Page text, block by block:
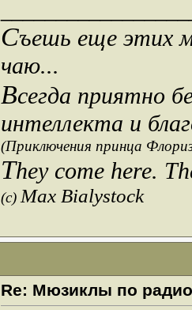
Съешь еще этих
чаю...
Всегда приятно
интеллекта и
(Приключения принца
They come here.
(c)Max Bialystock
Re: Мюзиклы по радио